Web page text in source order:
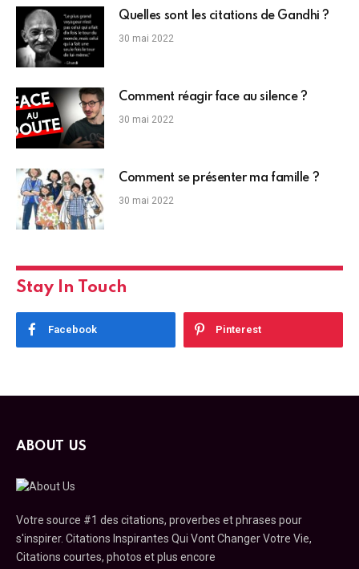
Quelles sont les citations de Gandhi ?
30 mai 2022
Comment réagir face au silence ?
30 mai 2022
Comment se présenter ma famille ?
30 mai 2022
Stay In Touch
Facebook Pinterest
ABOUT US
Votre source #1 des citations, proverbes et phrases pour
s'inspirer. Citations Inspirantes Qui Vont Changer Votre Vie,
Citations courtes, photos et plus encore